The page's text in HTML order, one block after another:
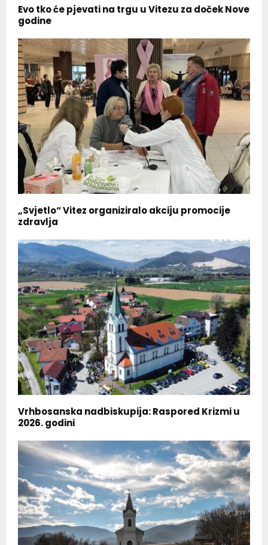
Evo tko će pjevati na trgu u Vitezu za doček Nove
godine
„Svjetlo“ Vitez organiziralo akciju promocije
zdravlja
Vrhbosanska nadbiskupija: Raspored Krizmi u
2026. godini